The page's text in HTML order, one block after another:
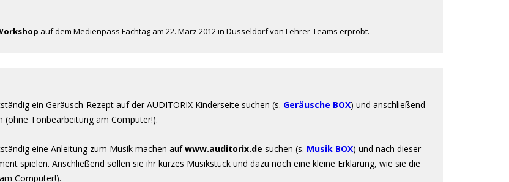
auf dem Medienpass Fachtag am 22. März 2012 in Düsseldorf von Lehrer-Teams erprobt.
ein Geräusch-Rezept auf der AUDITORIX Kinderseite suchen (s. Geräusche BOX) und anschließend
(ohne Tonbearbeitung am Computer!).
eine Anleitung zum Musik machen aufwww.auditorix.de suchen (s. Musik BOX) und nach dieser
spielen. Anschließend sollen sie ihr kurzes Musikstück und dazu noch eine kleine Erklärung, wie sie die
Computer!).